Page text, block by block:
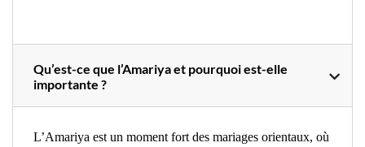
Qu’est-ce que l’Amariya et pourquoi est-elle
importante ?
L’Amariya est un moment fort des mariages orientaux, où